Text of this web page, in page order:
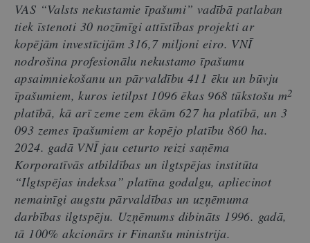
VAS “Valsts nekustamie īpašumi” vadībā patlaban
tiek īstenoti 30 nozīmīgi attīstības projekti ar
kopējām investīcijām 316,7 miljoni eiro. VNĪ
nodrošina profesionālu nekustamo īpašumu
apsaimniekošanu un pārvaldību 411 ēku un būvju
īpašumiem, kuros ietilpst 1096 ēkas 968 tūkstošu m2
platībā, kā arī zeme zem ēkām 627 ha platībā, un 3
093 zemes īpašumiem ar kopējo platību 860 ha.
2024. gadā VNĪ jau ceturto reizi saņēma
Korporatīvās atbildības un ilgtspējas institūta
“Ilgtspējas indeksa” platīna godalgu, apliecinot
nemainīgi augstu pārvaldības un uzņēmuma
darbības ilgtspēju. Uzņēmums dibināts 1996. gadā,
tā 100% akcionārs ir Finanšu ministrija.